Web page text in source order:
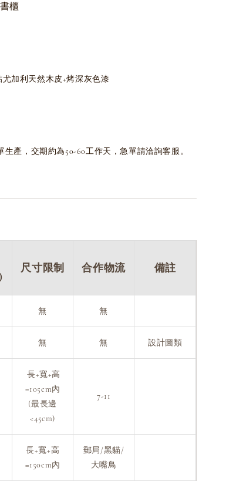
櫃
加利天然木皮+烤深灰色漆
生產，交期約為50-60工作天，急單請洽詢客服。
尺寸限制 合作物流 備註
無 無
無 無 設計圖類
長+寬+高
=105cm內
(最長邊
<45cm)
7-11
長+寬+高
=150cm內
郵局/黑貓/
大嘴鳥